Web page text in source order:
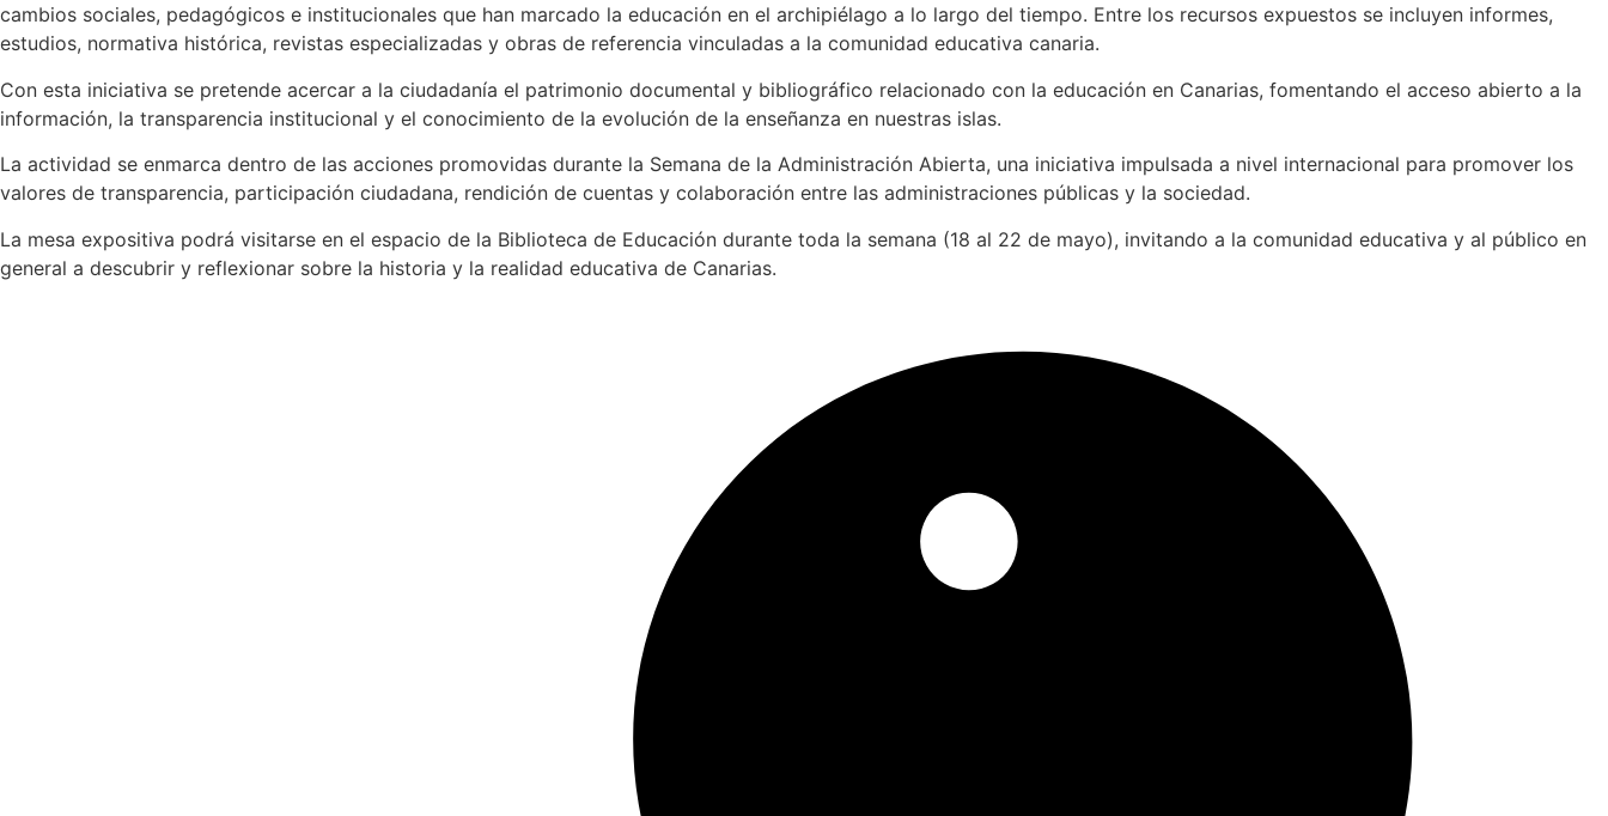
cambios sociales, pedagógicos e institucionales que han marcado la educación en el archipiélago a lo largo del tiempo. Entre los recursos expuestos se incluyen informes,
estudios, normativa histórica, revistas especializadas y obras de referencia vinculadas a la comunidad educativa canaria.
Con esta iniciativa se pretende acercar a la ciudadanía el patrimonio documental y bibliográfico relacionado con la educación en Canarias, fomentando el acceso abierto a la
información, la transparencia institucional y el conocimiento de la evolución de la enseñanza en nuestras islas.
La actividad se enmarca dentro de las acciones promovidas durante la Semana de la Administración Abierta, una iniciativa impulsada a nivel internacional para promover los
valores de transparencia, participación ciudadana, rendición de cuentas y colaboración entre las administraciones públicas y la sociedad.
La mesa expositiva podrá visitarse en el espacio de la Biblioteca de Educación durante toda la semana (18 al 22 de mayo), invitando a la comunidad educativa y al público en
general a descubrir y reflexionar sobre la historia y la realidad educativa de Canarias.